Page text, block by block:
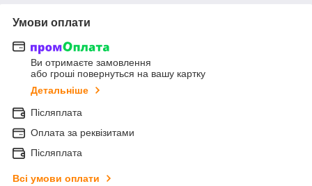
Умови оплати
Ви отримаєте замовлення
або гроші повернуться на вашу картку
Детальніше
Післяплата
Оплата за реквізитами
Післяплата
Всі умови оплати